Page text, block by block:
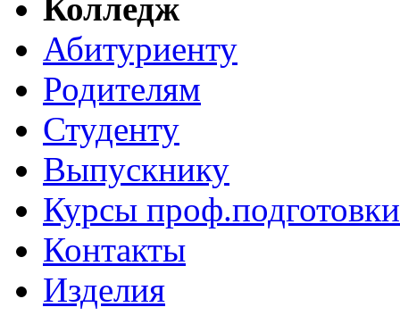
Колледж
Абитуриенту
Родителям
Студенту
Выпускнику
Курсы проф.подготовки
Контакты
Изделия